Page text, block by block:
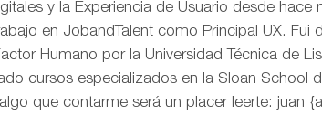
y la Experiencia de Usuario desde
en JobandTalent como Principal UX.
Humano por la Universidad Técnica de
cursos especializados en la Sloan School
que contarme será un placer leerte: juan